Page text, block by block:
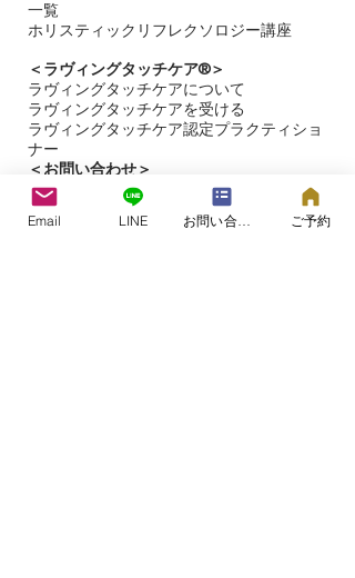
一覧
ホリスティックリフレクソロジー講座
＜ラヴィングタッチケア®︎＞
ラヴィングタッチケアについて
ラヴィングタッチケアを受ける​
ラヴィングタッチケア認定プラクティショ
ナー
＜お問い合わせ＞
＜​ブログ＞
＜タッチケア研究＞
Email LINE お問い合わせフォーム ご予約